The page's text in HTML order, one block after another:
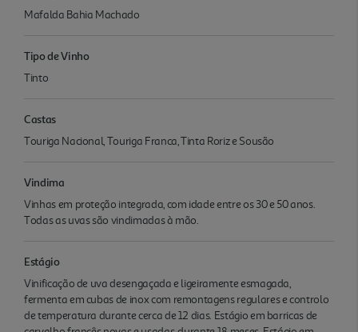
Mafalda Bahia Machado
Tipo de Vinho
Tinto
Castas
Touriga Nacional, Touriga Franca, Tinta Roriz e Sousão
Vindima
Vinhas em proteção integrada, com idade entre os 30 e 50 anos.
Todas as uvas são vindimadas à mão.
Estágio
Vinificação de uva desengaçada e ligeiramente esmagada,
fermenta em cubas de inox com remontagens regulares e controlo
de temperatura durante cerca de 12 dias. Estágio em barricas de